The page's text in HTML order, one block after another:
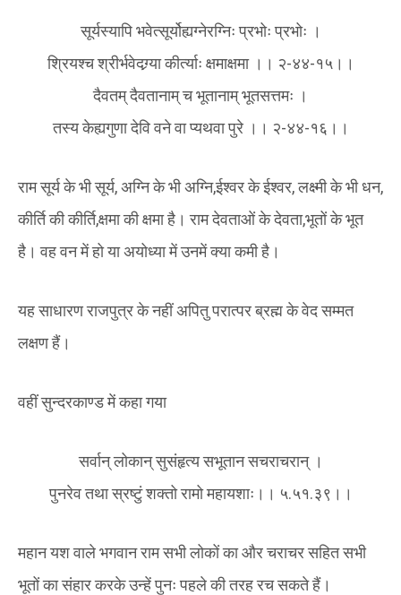
सूर्यस्यापि भवेत्सूर्योह्यग्नेरग्निः प्रभोः प्रभोः ।
श्रियश्च श्रीर्भवेदग्र्या कीर्त्याः क्षमाक्षमा ।। २-४४-१५।।
दैवतम् दैवतानाम् च भूतानाम् भूतसत्तमः ।
तस्य केह्यगुणा देवि वने वा प्यथवा पुरे ।। २-४४-१६।।
राम सूर्य के भी सूर्य, अग्नि के भी अग्नि,ईश्वर के ईश्वर, लक्ष्मी के भी धन,
कीर्ति की कीर्ति,क्षमा की क्षमा है। राम देवताओं के देवता,भूतों के भूत
है। वह वन में हो या अयोध्या में उनमें क्या कमी है।
यह साधारण राजपुत्र के नहीं अपितु परात्पर ब्रह्म के वेद सम्मत
लक्षण हैं।
वहीं सुन्दरकाण्ड में कहा गया
सर्वान् लोकान् सुसंहृत्य सभूतान सचराचरान् ।
पुनरेव तथा स्रष्टुं शक्तो रामो महायशाः।। ५.५१.३९।।
महान यश वाले भगवान राम सभी लोकों का और चराचर सहित सभी
भूतों का संहार करके उन्हें पुनः पहले की तरह रच सकते हैं।